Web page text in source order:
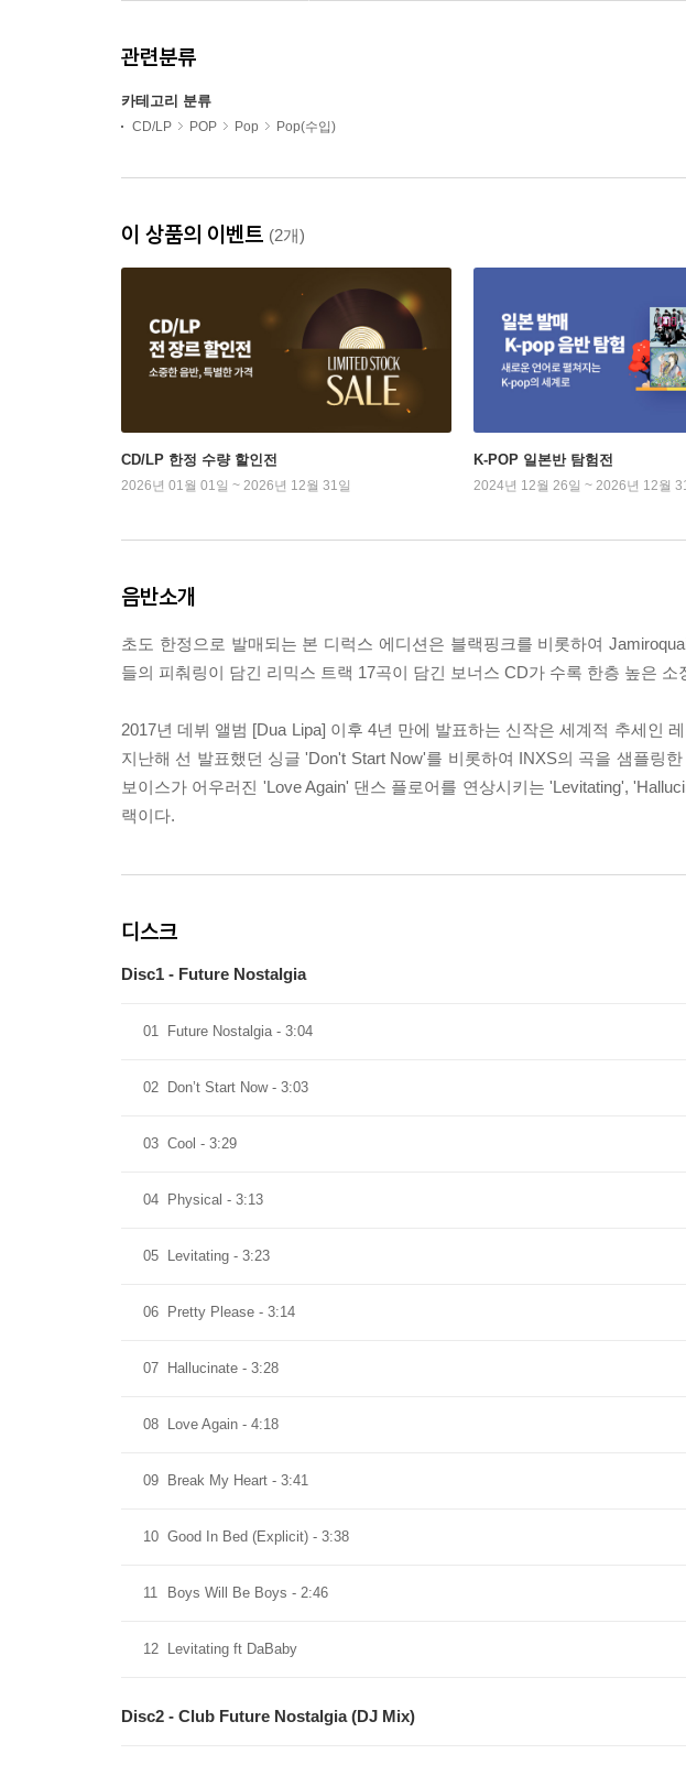
관련분류
카테고리 분류
CD/LP POP Pop Pop(수입)
이 상품의 이벤트 (2개)
CD/LP 한정 수량 할인전
2026년 01월 01일 ~ 2026년 12월 31일
K-POP 일본반 탐험전
2024년 12월 26일 ~ 2026년 12월
음반소개
초도 한정으로 발매되는 본 디럭스 에디션은 블랙핑크를 비롯하여
들의 피춰링이 담긴 리믹스 트랙 17곡이 담긴 보너스 CD가 수록 한층 높은 소
2017년 데뷔 앨범 [Dua Lipa] 이후 4년 만에 발표하는 신작은 세계적 추세인
지난해 선 발표했던 싱글 'Don't Start Now'를 비롯하여 INXS의 곡을 샘플링
보이스가 어우러진 'Love Again' 댄스 플로어를 연상시키는 'Levitating',
랙이다.
디스크
Disc1 - Future Nostalgia
01 Future Nostalgia - 3:04
02 Don’t Start Now - 3:03
03 Cool - 3:29
04 Physical - 3:13
05 Levitating - 3:23
06 Pretty Please - 3:14
07 Hallucinate - 3:28
08 Love Again - 4:18
09 Break My Heart - 3:41
10 Good In Bed (Explicit) - 3:38
11 Boys Will Be Boys - 2:46
12 Levitating ft DaBaby
Disc2 - Club Future Nostalgia (DJ Mix)